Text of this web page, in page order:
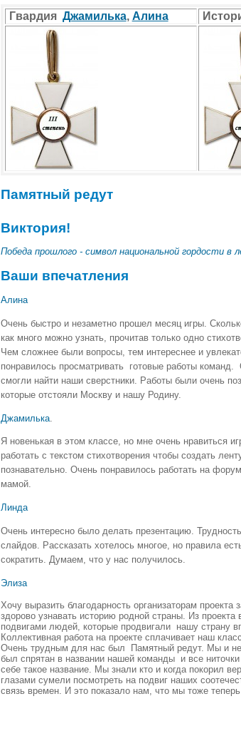
Гвардия Джамилька, Алина
Памятный редут
Виктория!
Победа прошлого - символ национальной гордости в
Ваши впечатления
Алина
Очень быстро и незаметно прошел месяц игры.
как много можно узнать, прочитав только одно
Чем сложнее были вопросы, тем интереснее и
понравилось просматривать готовые работы
смогли найти наши сверстники. Работы были очень
которые отстояли Москву и нашу Родину.
Джамилька.
Я новенькая в этом классе, но мне очень нравиться
работать с текстом стихотворения чтобы создать
познавательно. Очень понравилось работать на
мамой.
Линда
Очень интересно было делать презентацию.
слайдов. Рассказать хотелось многое, но правила
сократить. Думаем, что у нас получилось.
Элиза
Хочу выразить благодарность организаторам
здорово узнавать историю родной страны. Из
подвигами людей, которые продвигали нашу страну
Коллективная работа на проекте сплачивает наш
Очень трудным для нас был Памятный редут. Мы и не
был спрятан в названии нашей команды и все
себе такое название. Мы знали кто и когда покорил
глазами сумели посмотреть на подвиг наших
связь времен. И это показало нам, что мы тоже